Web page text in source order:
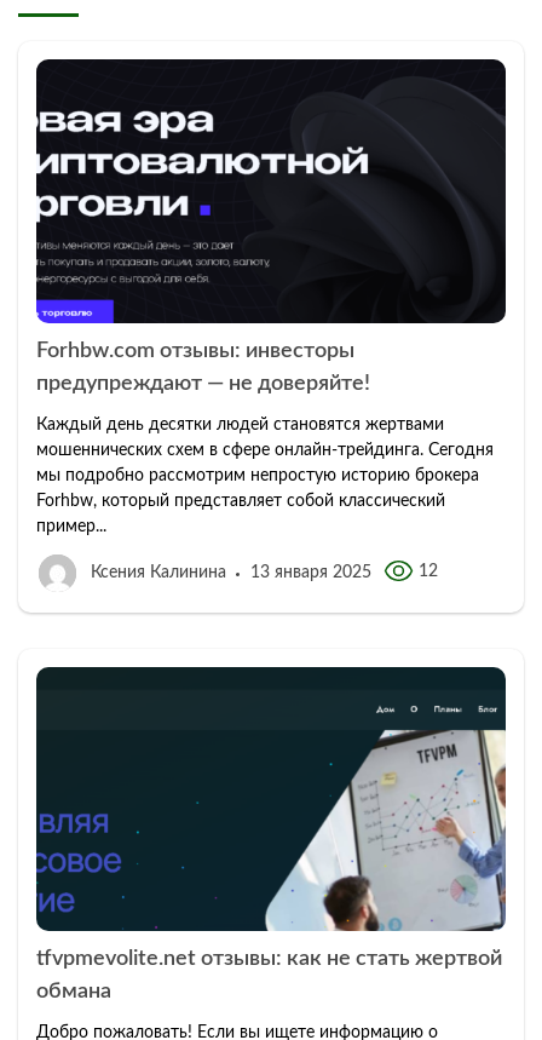
Forhbw.com отзывы: инвесторы
предупреждают — не доверяйте!
Каждый день десятки людей становятся жертвами
мошеннических схем в сфере онлайн-трейдинга. Сегодня
мы подробно рассмотрим непростую историю брокера
Forhbw, который представляет собой классический
пример...
Ксения Калинина 13 января 2025 12
tfvpmevolite.net отзывы: как не стать жертвой
обмана
Добро пожаловать! Если вы ищете информацию о